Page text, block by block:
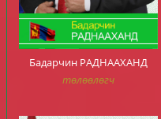
Бадарчин РАДНААХАНД
төлөөлөгч